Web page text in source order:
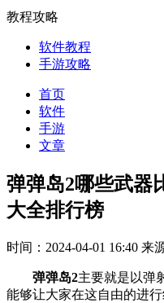
教程攻略
软件教程
手游攻略
首页
软件
手游
文章
弹弹岛2哪些武器
大全排行榜
时间：2024-04-01 16:40 来
弹弹岛2主要就是以弹
能够让大家在这自由的进